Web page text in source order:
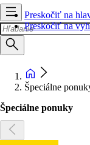
Preskočiť na
Preskočiť na
Špeciálne
Špeciálne ponuky